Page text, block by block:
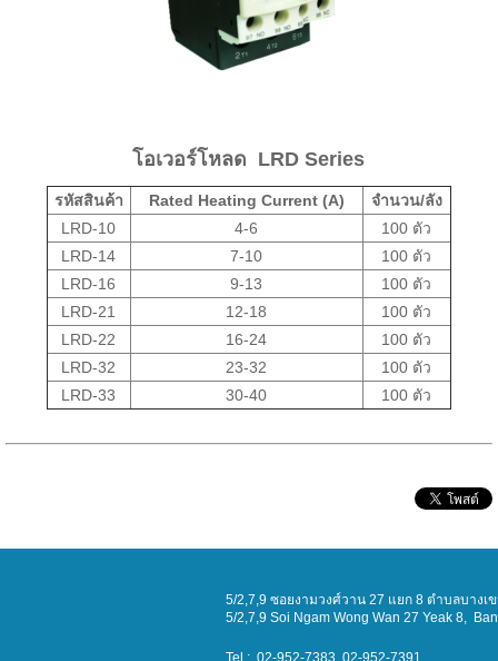
โอเวอร์โหลด LRD Series
รหัสสินค้า Rated Heating Current (A)
จำนวน/ลัง
LRD-10
4-6
100 ตัว
LRD-14
7-10
100 ตัว
LRD-16
9-13
100 ตัว
LRD-21
12-18
100 ตัว
LRD-22
16-24
100 ตัว
LRD-32
23-32
100 ตัว
LRD-33
30-40 100 ตัว
5/2,7,9 ซอยงามวงศ์วาน 27 แยก 8 ตำบลบาง
5/2,7,9 Soi Ngam Wong Wan 27 Yeak 8 ,
Tel : 02-952-7383, 02-952-7391